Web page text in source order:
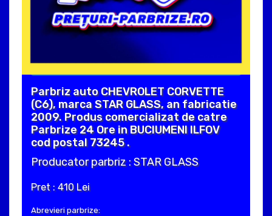
Parbriz auto CHEVROLET CORVETTE
(C6), marca STAR GLASS, an fabricatie
2009. Produs comercializat de catre
Parbrize 24 Ore in BUCIUMENI ILFOV
cod postal 73245 .
Producator parbriz : STAR GLASS
Pret : 410 Lei
Abrevieri parbrize: